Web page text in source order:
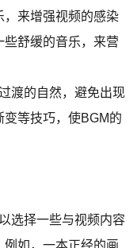
来增强视频的感染
舒缓的音乐，来营
渡的自然，避免出现
等技巧，使BGM的
选择一些与视频内容
如，一本正经的画